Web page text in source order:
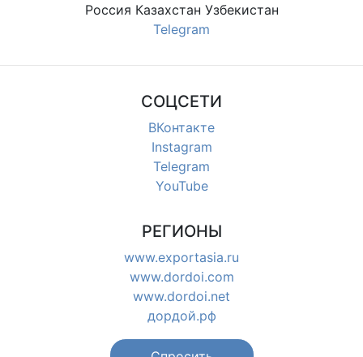
Россия Казахстан Узбекистан
Telegram
СОЦСЕТИ
ВКонтакте
Instagram
Telegram
YouTube
РЕГИОНЫ
www.exportasia.ru
www.dordoi.com
www.dordoi.net
дордой.рф